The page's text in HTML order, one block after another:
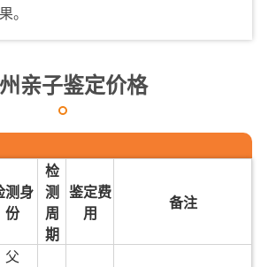
。
亲子鉴定价格
测身
份
检
测
周
期
鉴定费
用
备注
父